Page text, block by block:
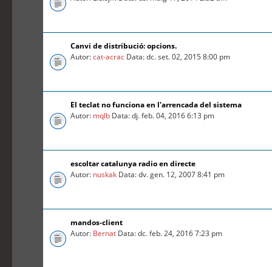
Canvi de distribució: opcions.
Autor:cat-acrac Data: dc. set. 02, 2015 8:00 pm
El teclat no funciona en l'arrencada del sistema
Autor: mqlb Data: dj. feb. 04, 2016 6:13 pm
escoltar catalunya radio en directe
Autor: nuskak Data: dv. gen. 12, 2007 8:41 pm
mandos-client
Autor: Bernat Data: dc. feb. 24, 2016 7:23 pm